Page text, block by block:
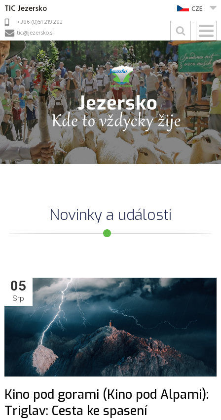
TIC Jezersko
+386 (0)51 219 282
tic@jezersko.si
CZE
Novinky a události
05
Srp
Kino pod gorami (Kino pod Alpami):
Triglav: Cesta ke spasení